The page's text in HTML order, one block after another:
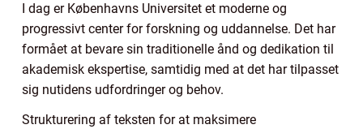
I dag er Københavns Universitet et moderne og
progressivt center for forskning og uddannelse. Det har
formået at bevare sin traditionelle ånd og dedikation til
akademisk ekspertise, samtidig med at det har tilpasset
sig nutidens udfordringer og behov.
Strukturering af teksten for at maksimere